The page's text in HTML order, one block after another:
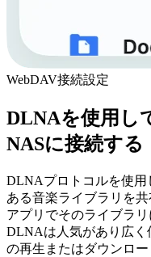
WebDAV接続設定
DLNAを使用し
NASに接続する
DLNAプロトコルを使用
ある音楽ライブラリを共
アプリでそのライブラ
DLNAは人気があり広く
の再生またはダウンロ